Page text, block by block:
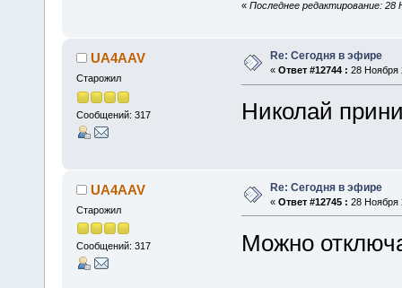
« Последнее редактирование: 28
UA4AAV
Старожил
Сообщений: 317
Re: Сегодня в эфире
« Ответ #12744 : 28 Ноября
Николай
UA4AAV
Старожил
Сообщений: 317
Re: Сегодня в эфире
« Ответ #12745 : 28 Ноября
Можно